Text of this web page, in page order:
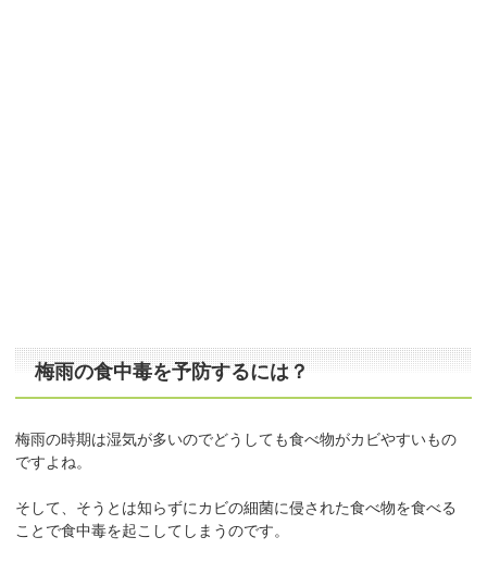
梅雨の食中毒を予防するには？
梅雨の時期は湿気が多いのでどうしても食べ物がカビやすいもの
ですよね。
そして、そうとは知らずにカビの細菌に侵された食べ物を食べる
ことで食中毒を起こしてしまうのです。